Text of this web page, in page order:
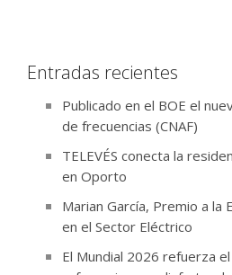
Entradas recientes
Publicado en el BOE el
de frecuencias (CNAF)
TELEVÉS conecta la
en Oporto
Marian García, Premio a la
en el Sector Eléctrico
El Mundial 2026 refuerza